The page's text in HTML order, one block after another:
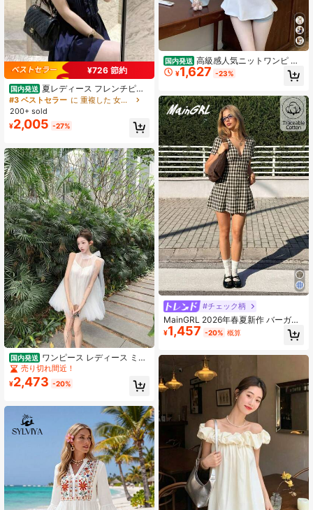
¥726 節約
国内発送 夏レディース フレンチピュ
アセクシー風高級感シャツワンピー
ス デザイン性のある甘系レースフリ
ルウエスト絞り 上品ノースリーブミ
ニワンピ 細見え A ライン万能タイプ
#3 ベストセラー
に 重複した 女性のドレス
200+ sold
¥2,005 -27%
国内発送 ワンピース レディース ミニ
ワンピース チュールワンピース シア
ー Aライン フレア ノースリーブ ホル
ターネック バックリボン 膝上丈 ミ
長効果 お腹周りカバー 骨格ウェーブ
骨格ストレート 大人可愛い ガーリー
フェミニン 清楚 きれいめ 上品 韓国
ファッション デート お呼ばれ パー
ティー 二次会 結婚式 謝恩会 発表会
ホワイト 白 無地 ふんわり 柔らかい
透け感 裏地付き 春 夏 秋 10代 20代
30代 キャミワンピース キャミワン
ピ ティアード風 チュチュ ドレス 妖
精 美脚 細見え 女子会 撮影用 セレモ
ニー イベント
売り切れ間近！
¥2,473 -20%
国内発送 高級感人気ニットワンピ オ
フショルダービスチェ風 半袖ストレ
ッチミニ丈シルエット 肩ライン綺麗
気
¥1,627 -23%
#チェック柄
MainGRL 2026年春夏新作 バーガン
ディ セクシー チェック柄 ミニドレ
ス バケーション用
¥1,457 -20% 概算